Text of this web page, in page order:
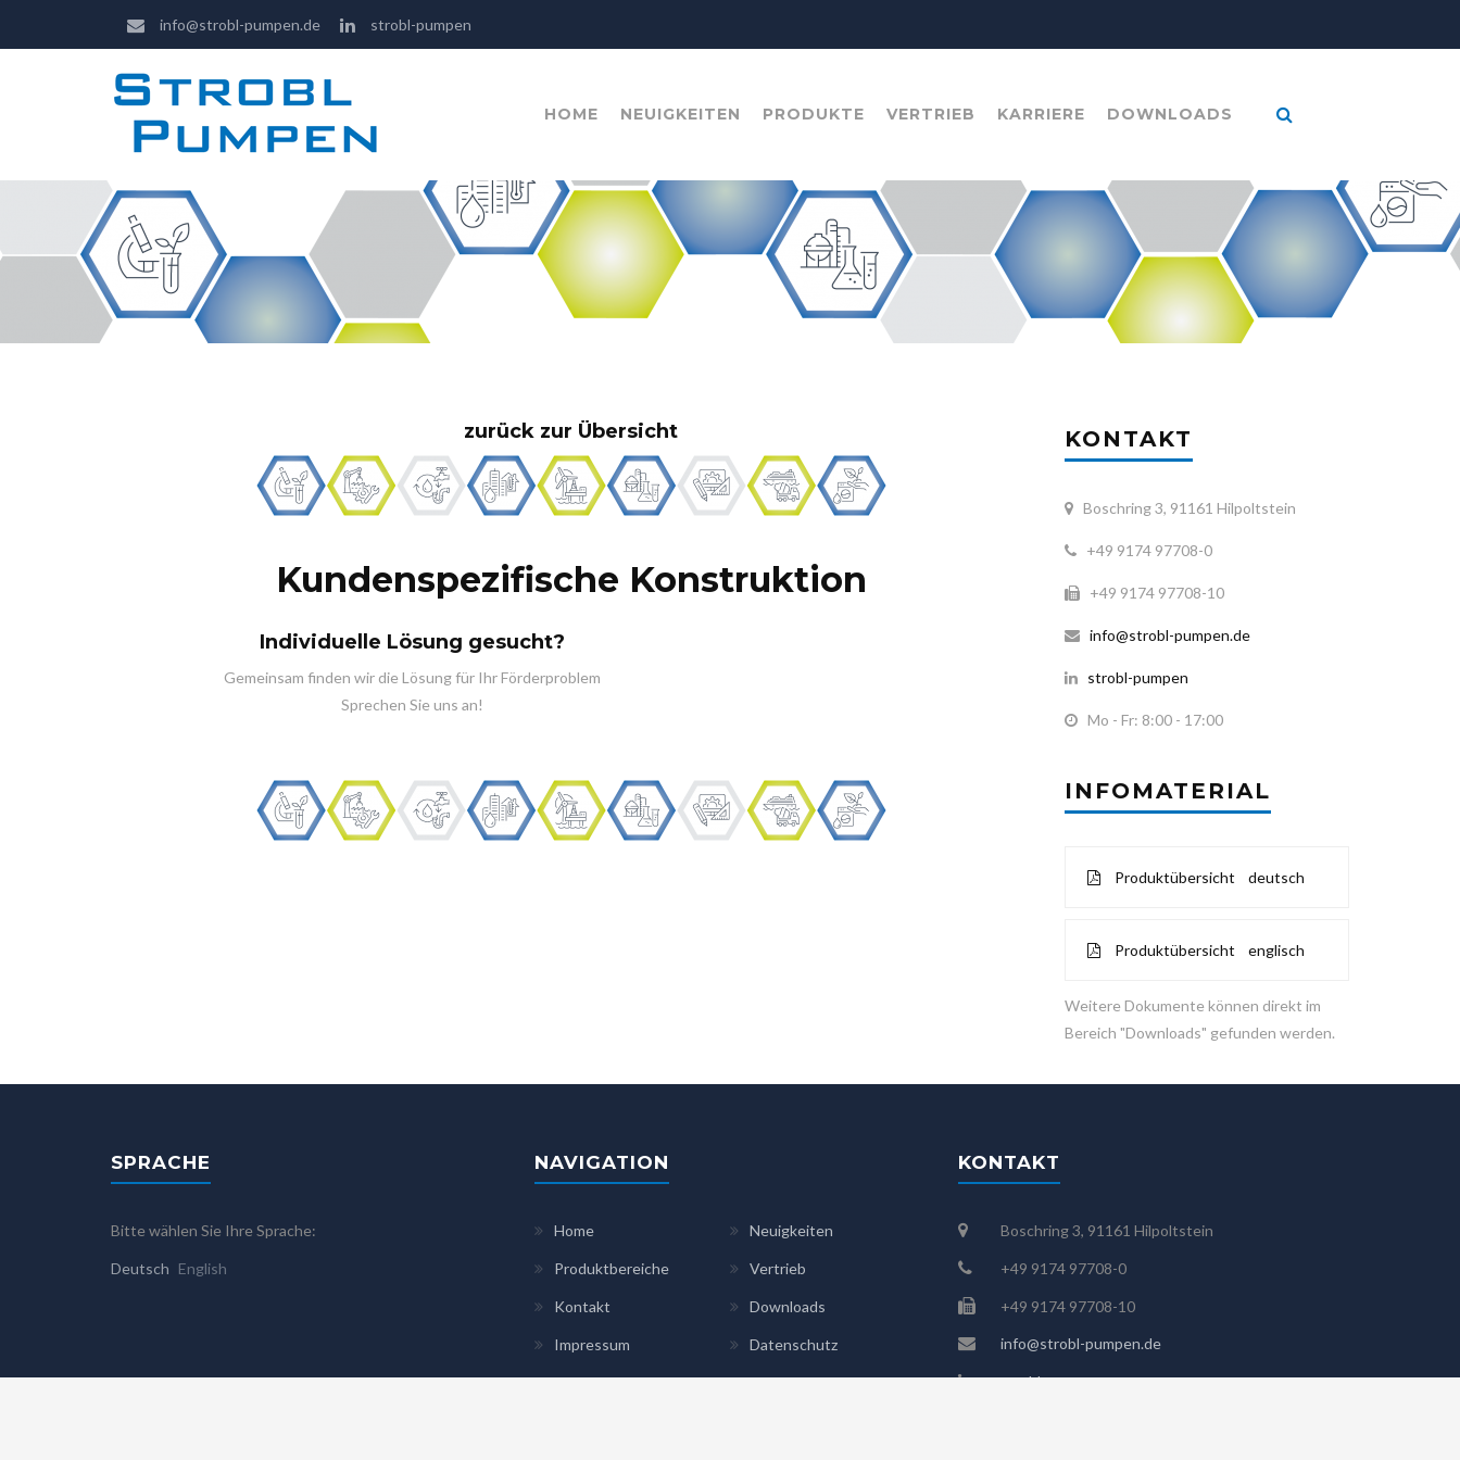
info@strobl-pumpen.de strobl-pumpen
HOME NEUIGKEITEN PRODUKTE VERTRIEB KARRIERE DOWNLOADS
zurück zur Übersicht
Kundenspezifische Konstruktion
Individuelle Lösung gesucht?
Gemeinsam finden wir die Lösung für Ihr Förderproblem
Sprechen Sie uns an!
KONTAKT
Boschring 3, 91161 Hilpoltstein
+49 9174 97708-0
+49 9174 97708-10
info@strobl-pumpen.de
strobl-pumpen
Mo - Fr: 8:00 - 17:00
INFOMATERIAL
Produktübersicht deutsch
Produktübersicht englisch
Weitere Dokumente können direkt im
Bereich "Downloads" gefunden werden.
SPRACHE
Bitte wählen Sie Ihre Sprache:
Deutsch English
NAVIGATION
Home Neuigkeiten
Produktbereiche Vertrieb
Kontakt Downloads
Impressum Datenschutz
KONTAKT
Boschring 3, 91161 Hilpoltstein
+49 9174 97708-0
+49 9174 97708-10
info@strobl-pumpen.de
strobl-pumpen